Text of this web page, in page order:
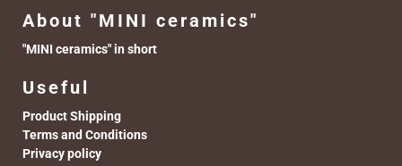
About "MINI ceramics"
"MINI ceramics" in short
Useful
Product Shipping
Terms and Conditions
Privacy policy